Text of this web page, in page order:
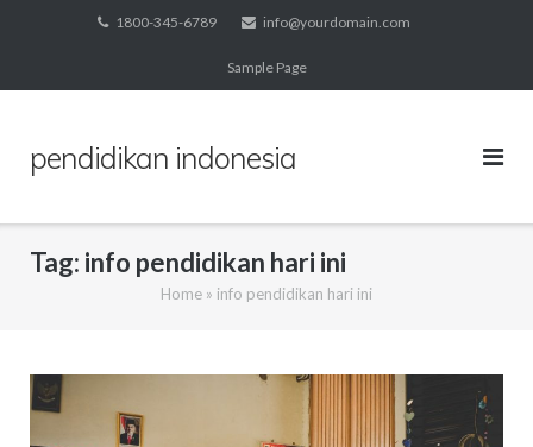
1800-345-6789 info@yourdomain.com
Sample Page
pendidikan indonesia
Tag: info pendidikan hari ini
Home » info pendidikan hari ini